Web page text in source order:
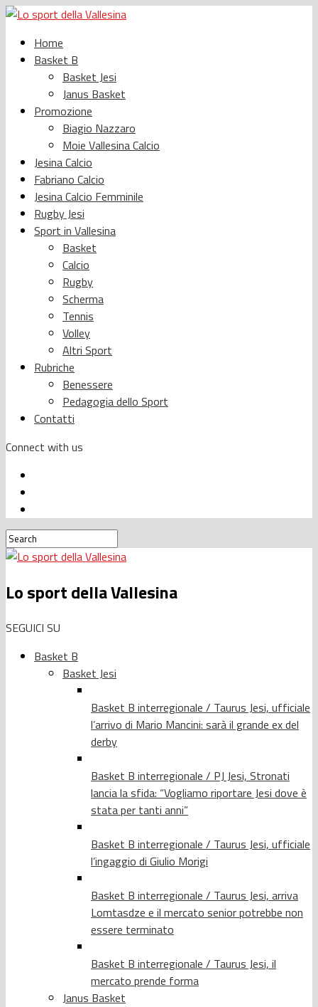
Home
Basket B
Basket Jesi
Janus Basket
Promozione
Biagio Nazzaro
Moie Vallesina Calcio
Jesina Calcio
Fabriano Calcio
Jesina Calcio Femminile
Rugby Jesi
Sport in Vallesina
Basket
Calcio
Rugby
Scherma
Tennis
Volley
Altri Sport
Rubriche
Benessere
Pedagogia dello Sport
Contatti
Connect with us
Lo sport della Vallesina
SEGUICI SU
Basket B
Basket Jesi
Basket B interregionale / Taurus Jesi, ufficiale
l’arrivo di Mario Mancini: sarà il grande ex del
derby
Basket B interregionale / PJ Jesi, Stronati
lancia la sfida: “Vogliamo riportare Jesi dove è
stata per tanti anni”
Basket B interregionale / Taurus Jesi, ufficiale
l’ingaggio di Giulio Morigi
Basket B interregionale / Taurus Jesi, arriva
Lomtasdze e il mercato senior potrebbe non
essere terminato
Basket B interregionale / Taurus Jesi, il
mercato prende forma
Janus Basket